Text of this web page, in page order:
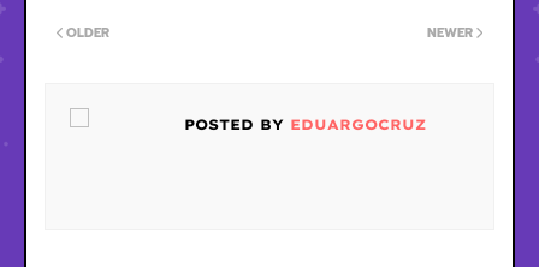
NEWER
OLDER
POSTED BY EDUARGOCRUZ